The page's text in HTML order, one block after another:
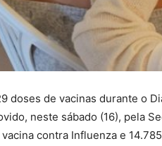
doses de vacinas durante o
neste sábado (16), pela
contra Influenza e